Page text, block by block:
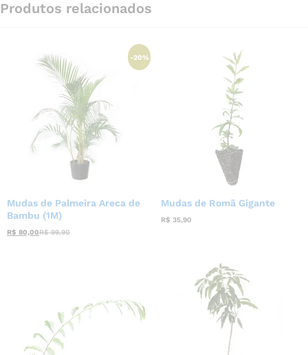
Produtos relacionados
-20%
Mudas de Palmeira Areca de
Bambu (1M)
R$ 80,00R$99,90
Mudas de Romã Gigante
R$ 35,90